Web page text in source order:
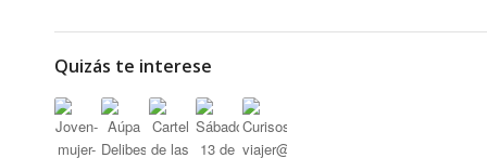
Quizás te interese